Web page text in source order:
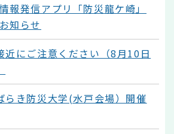
報発信アプリ「防災龍ケ崎」
知らせ
近にご注意ください（8月10日
らき防災大学(水戸会場）開催